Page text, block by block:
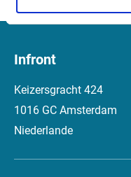
Infront
Keizersgracht 424
1016 GC Amsterdam
Niederlande